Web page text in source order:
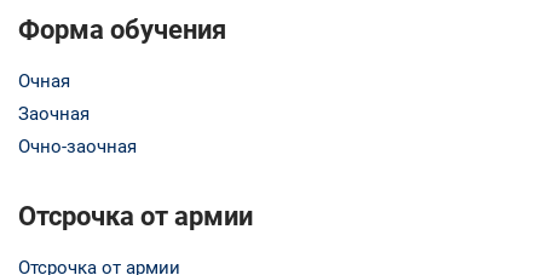
Форма обучения
Очная
Заочная
Очно-заочная
Отсрочка от армии
Отсрочка от армии